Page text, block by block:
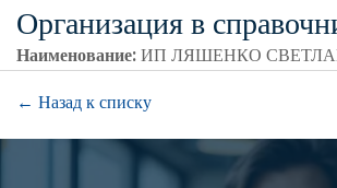
Организация в
Наименование:ИП ЛЯШЕНКО
← Назад к списку